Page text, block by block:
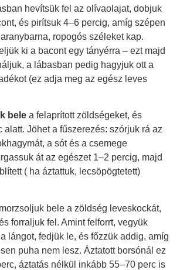
hevítsük fel az olívaolajat, dobjuk
és pirítsuk 4–6 percig, amíg szépen
ropogós széleket kap.
ki a bacont egy tányérra – ezt majd
a lábasban pedig hagyjuk ott a
(ez adja meg az egész leves
bele a felaprított zöldségeket, és
alatt. Jöhet a fűszerezés: szórjuk rá az
a sót és a csemege
át az egészet 1–2 percig, majd
( ha áztattuk, lecsöpögtetett)
bele a zöldség leveskockát,
forraljuk fel. Amint felforrt, vegyük
lángot, fedjük le, és főzzük addig, amíg
puha nem lesz. Áztatott borsónál ez
áztatás nélkül inkább 55–70 perc is